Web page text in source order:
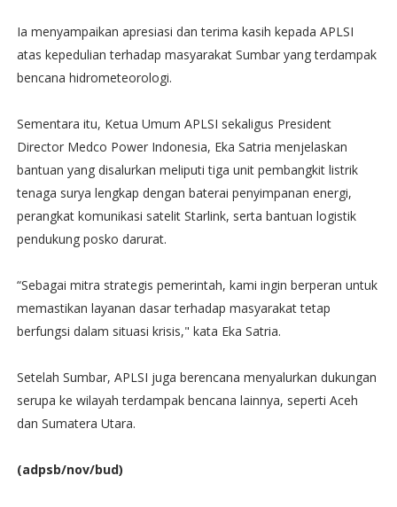
Ia menyampaikan apresiasi dan terima kasih kepada APLSI
atas kepedulian terhadap masyarakat Sumbar yang terdampak
bencana hidrometeorologi.
Sementara itu, Ketua Umum APLSI sekaligus President
Director Medco Power Indonesia, Eka Satria menjelaskan
bantuan yang disalurkan meliputi tiga unit pembangkit listrik
tenaga surya lengkap dengan baterai penyimpanan energi,
perangkat komunikasi satelit Starlink, serta bantuan logistik
pendukung posko darurat.
“Sebagai mitra strategis pemerintah, kami ingin berperan untuk
memastikan layanan dasar terhadap masyarakat tetap
berfungsi dalam situasi krisis," kata Eka Satria.
Setelah Sumbar, APLSI juga berencana menyalurkan dukungan
serupa ke wilayah terdampak bencana lainnya, seperti Aceh
dan Sumatera Utara.
(adpsb/nov/bud)